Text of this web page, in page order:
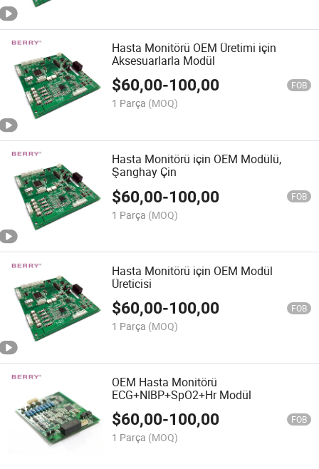
Hasta Monitörü OEM Üretimi için
Aksesuarlarla Modül
$60,00-100,00 FOB
1 Parça (MOQ)
Hasta Monitörü için OEM Modülü,
Şanghay Çin
$60,00-100,00 FOB
1 Parça (MOQ)
Hasta Monitörü için OEM Modül
Üreticisi
$60,00-100,00 FOB
1 Parça (MOQ)
OEM Hasta Monitörü
ECG+NIBP+SpO2+Hr Modül
$60,00-100,00 FOB
1 Parça (MOQ)